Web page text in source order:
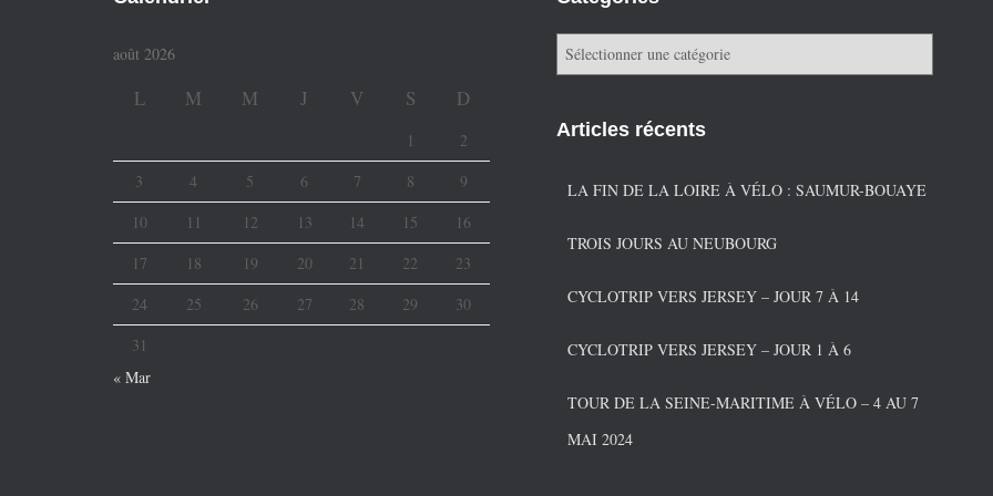
août 2026
L M M J V S D
1
2
3
4 5 6 7 8
9
10
11 12 13 14 15
16
17
18 19 20 21 22
23
24
25 26 27 28 29
30
31
« Mar
a
é
gArticles récents
LA FIN DE LA LOIRE À VÉLO : SAUMUR-BOUAYE
TROIS JOURS AU NEUBOURG
CYCLOTRIP VERS JERSEY – JOUR 7 À 14
CYCLOTRIP VERS JERSEY – JOUR 1 À 6
TOUR DE LA SEINE-MARITIME À VÉLO – 4 AU 7
MAI 2024